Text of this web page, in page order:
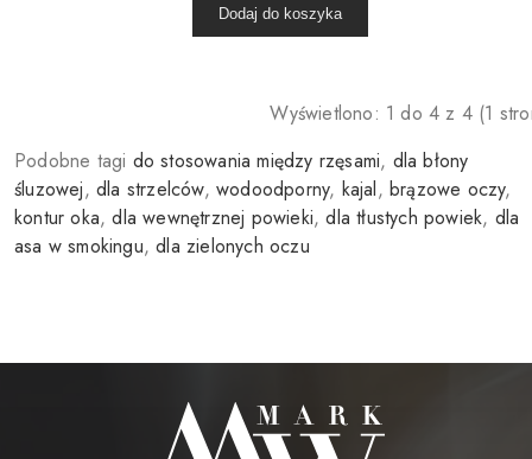
Dodaj do koszyka
Wyświetlono: 1 do 4 z 4 (1
Podobne tagi do stosowania między rzęsami, dla błony
śluzowej,dla strzelców,wodoodporny, kajal,brązowe oczy,
kontur oka,dla wewnętrznej powieki,dla tłustych powiek, dla
asa w smokingu,dla zielonych oczu